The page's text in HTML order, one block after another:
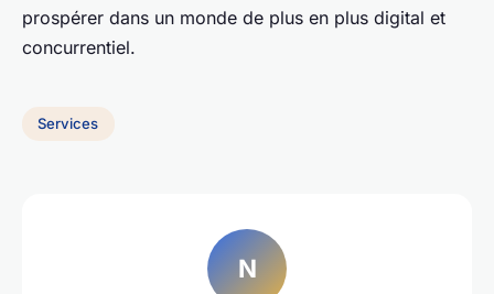
prospérer dans un monde de plus en plus digital et
concurrentiel.
Services
N